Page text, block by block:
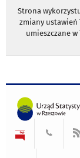
Strona
zmiany ustawień
umieszczane